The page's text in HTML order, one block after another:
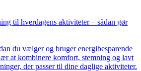
til hverdagens aktiviteter – sådan gør
du vælger og bruger energibesparende
at kombinere komfort, stemning og lavt
der passer til dine daglige aktiviteter.